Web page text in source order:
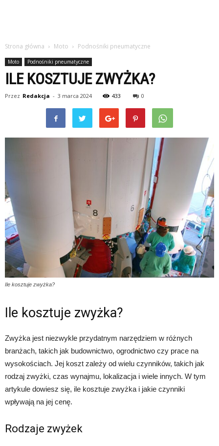
Strona główna Moto Podnośniki pneumatyczne
Moto Podnośniki pneumatyczne
ILE KOSZTUJE ZWYŻKA?
Przez Redakcja - 3 marca 2024 433 0
Ile kosztuje zwyżka?
Ile kosztuje zwyżka?
Zwyżka jest niezwykle przydatnym narzędziem w różnych
branżach, takich jak budownictwo, ogrodnictwo czy prace na
wysokościach. Jej koszt zależy od wielu czynników, takich jak
rodzaj zwyżki, czas wynajmu, lokalizacja i wiele innych. W tym
artykule dowiesz się, ile kosztuje zwyżka i jakie czynniki
wpływają na jej cenę.
Rodzaje zwyżek